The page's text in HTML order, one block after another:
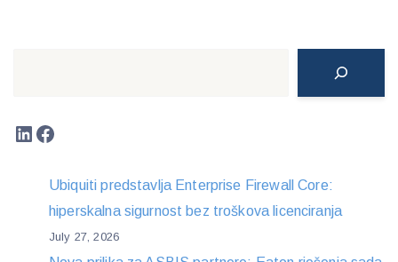
LinkedIn
Facebook
Ubiquiti predstavlja Enterprise Firewall Core:
hiperskalna sigurnost bez troškova licenciranja
July 27, 2026